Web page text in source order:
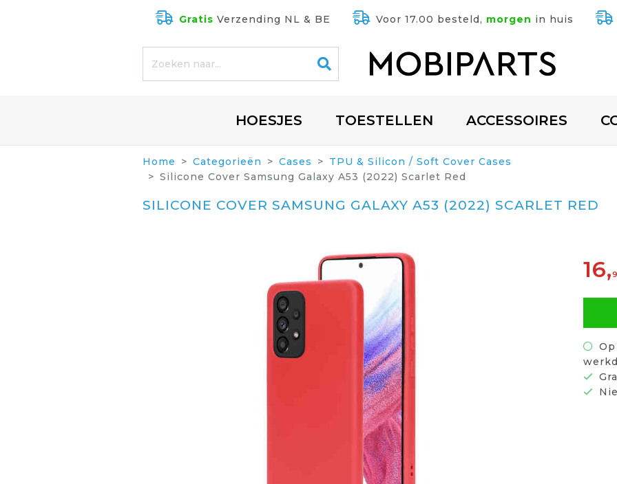
Gratis Verzending NL & BE Voor 17.00 besteld, morgen in huis
HOESJES TOESTELLEN ACCESSOIRES
Home Categorieën Cases
TPU & Silicon / Soft Cover Cases
Silicone Cover Samsung Galaxy A53 (2022) Scarlet Red
SILICONE COVER SAMSUNG GALAXY A53 (2022) SCARLET RED
16,